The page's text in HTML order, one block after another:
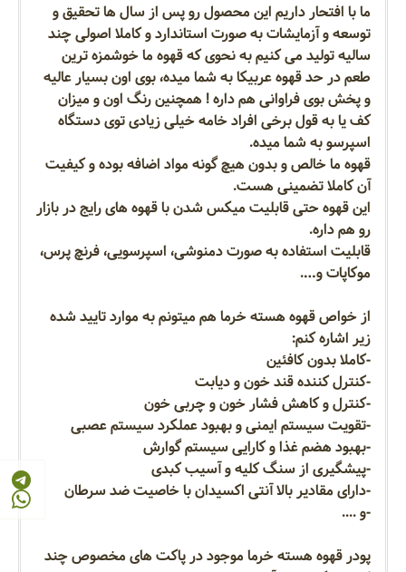
ما با افتحار داریم این محصول رو پس از سال ها تحقیق و
توسعه و آزمایشات به صورت استاندارد و کاملا اصولی چند
سالیه تولید می کنیم به نحوی که قهوه ما خوشمزه ترین
طعم در حد قهوه عربیکا به شما میده، بوی اون بسیار عالیه
و پخش بوی فراوانی هم داره ! همچنین رنگ اون و میزان
کف یا به قول برخی افراد خامه خیلی زیادی توی دستگاه
اسپرسو به شما میده.
قهوه ما خالص و بدون هیچ گونه مواد اضافه بوده و کیفیت
آن کاملا تضمینی هست.
این قهوه حتی قابلیت میکس شدن با قهوه های رایج در بازار
رو هم داره.
قابلیت استفاده به صورت دمنوشی، اسپرسویی، فرنچ پرس،
موکاپات و….
از خواص قهوه هسته خرما هم میتونم به موارد تایید شده
زیر اشاره کنم:
-کاملا بدون کافئین
-کنترل کننده قند خون و دیابت
-کنترل و کاهش فشار خون و چربی خون
-تقویت سیستم ایمنی و بهبود عملکرد سیستم عصبی
-بهبود هضم غذا و کارایی سیستم گوارش
-پیشگیری از سنگ کلیه و آسیب کبدی
-دارای مقادیر بالا آنتی اکسیدان با خاصیت ضد سرطان
-و ....
پودر قهوه هسته خرما موجود در پاکت های مخصوص چند